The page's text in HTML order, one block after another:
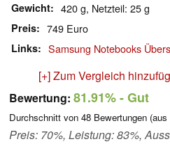
Gewicht 420 g, Netzteil: 25 g
Preis 749 Euro
Links Samsung Notebooks
[+] Zum Vergleich
Bewertung: 81.91%- Gut
Durchschnitt von 48 Bewertungen (aus
Preis: 70%, Leistung: 83%,